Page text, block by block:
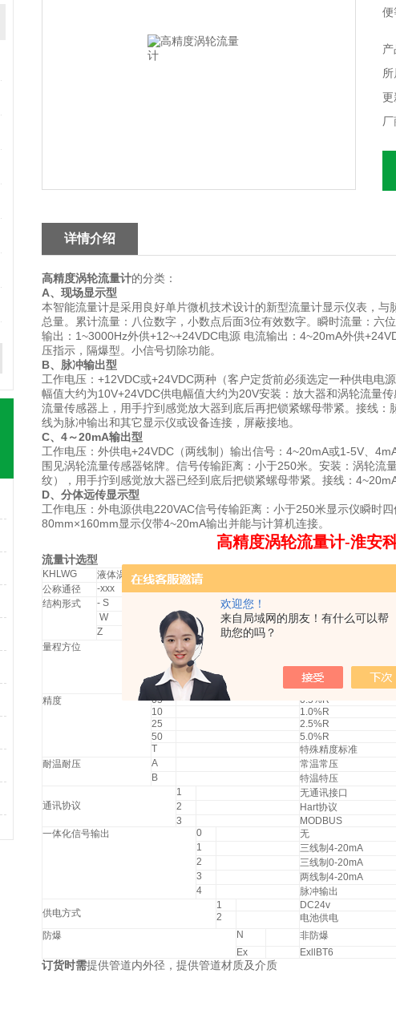
欢迎您！
来自局域网的朋友！有什么可以帮
助您的吗？
便
更
详情介绍
高精度涡轮流量计的分类：
A、现场显示型
本智能流量计是采用良好单片微机技术设计的新型流量计显示仪表，
总量。累计流量：八位数字，小数点后面3位有效数字。瞬时流量：六
输出：1~3000Hz外供+12~+24VDC电源 电流输出：4~20mA外供
压指示，隔爆型。小信号切除功能。
B、脉冲输出型
工作电压：+12VDC或+24VDC两种（客户定货前必须选定一种供电电
幅值大约为10V+24VDC供电幅值大约为20V安装：放大器和涡轮流量
流量传感器上，用手拧到感觉放大器到底后再把锁紧螺母带紧。接线
线为脉冲输出和其它显示仪或设备连接，屏蔽接地。
C、4～20mA输出型
工作电压：外供电+24VDC（两线制）输出信号：4~20mA或1-5V、
围见涡轮流量传感器铭牌。信号传输距离：小于250米。安装：涡轮
纹），用手拧到感觉放大器已经到底后把锁紧螺母带紧。接线：
D、分体远传显示型
工作电压：外电源供电220VAC信号传输距离：小于250米显示仪瞬时
80mm×160mm显示仪带4~20mA输出并能与计算机连接。
高精度涡轮流量计-淮安
流量计选型
KHLWG
液体涡轮流量计
公称通径
-xxx
结构形式
- S
W
分体式
Z
量程方位
扩展量程
特殊量程
精度
05
0.5%R
10
1.0%R
25
2.5%R
50
5.0%R
T
特殊精度标准
耐温耐压
A
常温常压
B
特温特压
通讯协议
1
无通讯接口
2
Hart协议
3
MODBUS
一体化信号输出
0
无
1
三线制 4-20mA
2
三线制 0-20mA
3
两线制 4-20mA
4
脉冲输出
供电方式
1
DC24v
2
电池供电
防爆
N
非防爆
Ex
ExllBT6
订货时需提供管道内外径，提供管道材质及介质